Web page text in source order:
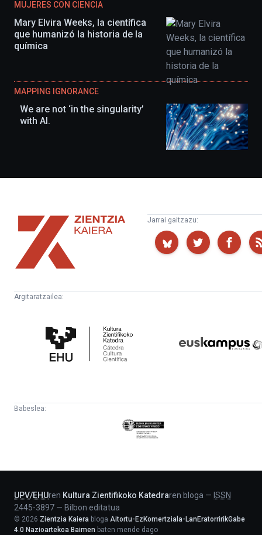
MUJERES CON CIENCIA
Mary Elvira Weeks, la científica
que humanizó la historia de la
química
MAPPING IGNORANCE
We are not ‘in the singularity’
with AI.
Zientzia
Kaiera
Jarrai gaitzazu:
Argitaratzailea:
Zientifikoko
Katedra
Babeslea:
Eusko
Jaurlaritza
UPV/EHUren Kultura Zientifikoko Katedraren bloga — ISSN
2445-3897 — Bilbon editatua
© 2026 Zientzia Kaiera bloga Aitortu-EzKomertziala-LanEratorririkGabe
4.0 Nazioartekoa Baimen baten mende dago